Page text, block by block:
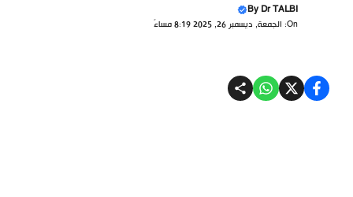
ByDr TALBI
On: الجمعة, ديسمبر 26, 2025 8:19 مساءً